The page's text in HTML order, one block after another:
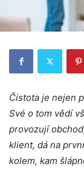
Čistota je nejen
Své o tom vědí
provozují
klient, dá na
kolem, kam